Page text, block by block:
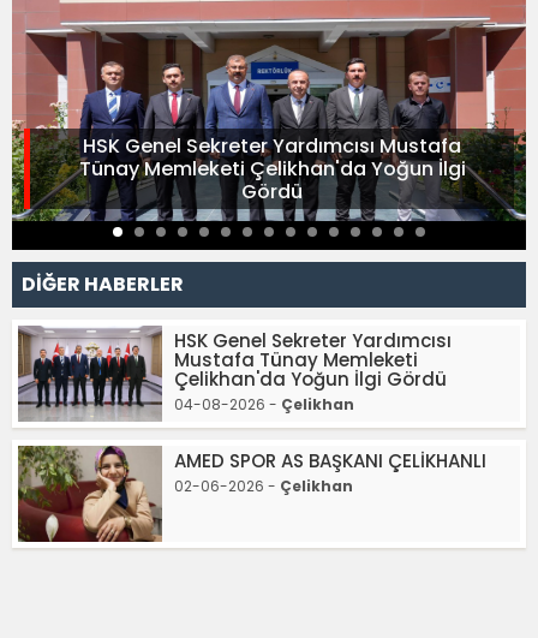
HSK Genel Sekreter Yardımcısı Mustafa
Tünay Memleketi Çelikhan'da Yoğun İlgi
Gördü
DİĞER HABERLER
HSK Genel Sekreter Yardımcısı
Mustafa Tünay Memleketi
Çelikhan'da Yoğun İlgi Gördü
04-08-2026 - Çelikhan
AMED SPOR AS BAŞKANI ÇELİKHANLI
02-06-2026 - Çelikhan